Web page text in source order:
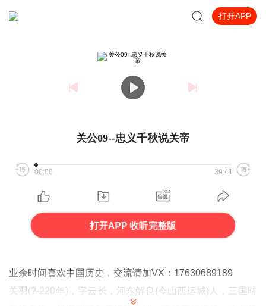
打开APP
关公09--忠义千秋说关帝
00:00 39:41
打开APP 收听完整版
业余时间喜欢中国历史，交流请加VX：17630689189
关羽(?-220年)，字云长，河东解良(今山西运城)人，三国时